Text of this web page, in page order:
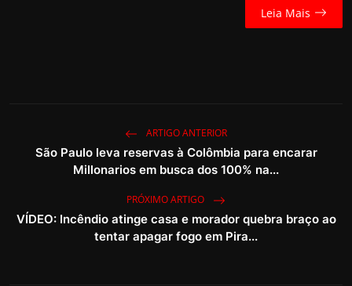
Leia Mais
ARTIGO ANTERIOR
São Paulo leva reservas à Colômbia para encarar
Millonarios em busca dos 100% na...
PRÓXIMO ARTIGO
VÍDEO: Incêndio atinge casa e morador quebra braço ao
tentar apagar fogo em Pira...